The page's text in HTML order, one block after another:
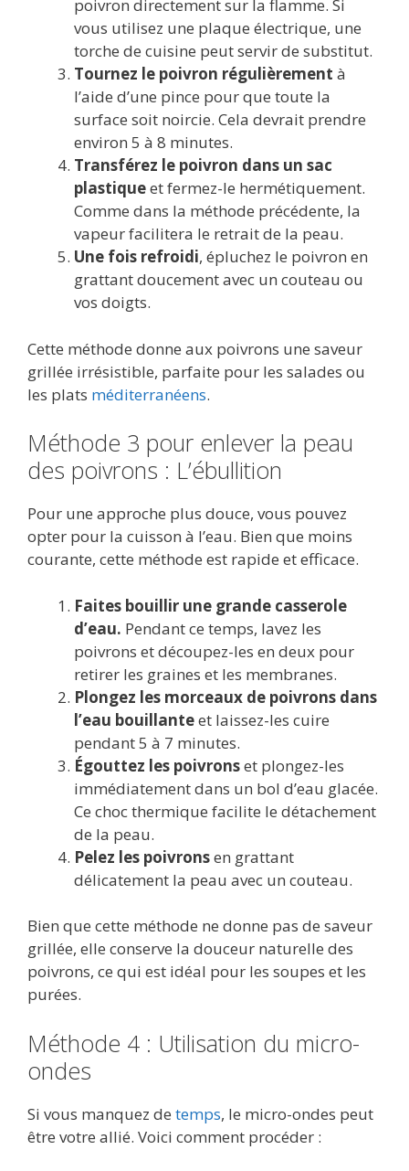
poivron directement sur la flamme. Si
vous utilisez une plaque électrique, une
torche de cuisine peut servir de substitut.
Tournez le poivron régulièrement à
l’aide d’une pince pour que toute la
surface soit noircie. Cela devrait prendre
environ 5 à 8 minutes.
Transférez le poivron dans un sac
plastiqueet fermez-le hermétiquement.
Comme dans la méthode précédente, la
vapeur facilitera le retrait de la peau.
Une fois refroidi, épluchez le poivron en
grattant doucement avec un couteau ou
vos doigts.
Cette méthode donne aux poivrons une saveur
grillée irrésistible, parfaite pour les salades ou
les plats méditerranéens.
Méthode 3 pour enlever la peau
des poivrons : L’ébullition
Pour une approche plus douce, vous pouvez
opter pour la cuisson à l’eau. Bien que moins
courante, cette méthode est rapide et efficace.
Faites bouillir une grande casserole
d’eau. Pendant ce temps, lavez les
poivrons et découpez-les en deux pour
retirer les graines et les membranes.
Plongez les morceaux de poivrons dans
l’eau bouillanteet laissez-les cuire
pendant 5 à 7 minutes.
Égouttez les poivronset plongez-les
immédiatement dans un bol d’eau glacée.
Ce choc thermique facilite le détachement
de la peau.
Pelez les poivronsen grattant
délicatement la peau avec un couteau.
Bien que cette méthode ne donne pas de saveur
grillée, elle conserve la douceur naturelle des
poivrons, ce qui est idéal pour les soupes et les
purées.
Méthode 4 : Utilisation du micro-
ondes
Si vous manquez de temps, le micro-ondes peut
être votre allié. Voici comment procéder :